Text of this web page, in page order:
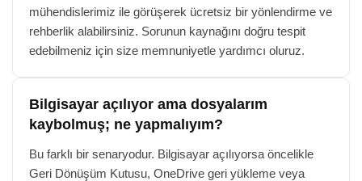
mühendislerimiz ile görüşerek ücretsiz bir yönlendirme ve
rehberlik alabilirsiniz. Sorunun kaynağını doğru tespit
edebilmeniz için size memnuniyetle yardımcı oluruz.
Bilgisayar açılıyor ama dosyalarım
kaybolmuş; ne yapmalıyım?
Bu farklı bir senaryodur. Bilgisayar açılıyorsa öncelikle
Geri Dönüşüm Kutusu, OneDrive geri yükleme veya